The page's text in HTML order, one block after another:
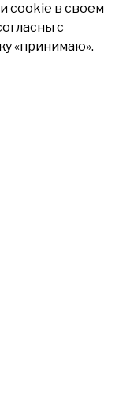
cookie в своем
с
«принимаю».